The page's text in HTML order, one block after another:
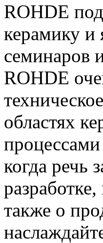
ROHDE
керамику и
семинаров
ROHDE
областях
когда речь
также о